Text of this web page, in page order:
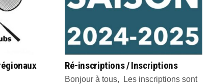
Ré-inscriptions / Inscriptions
Bonjour à tous, Les inscriptions sont